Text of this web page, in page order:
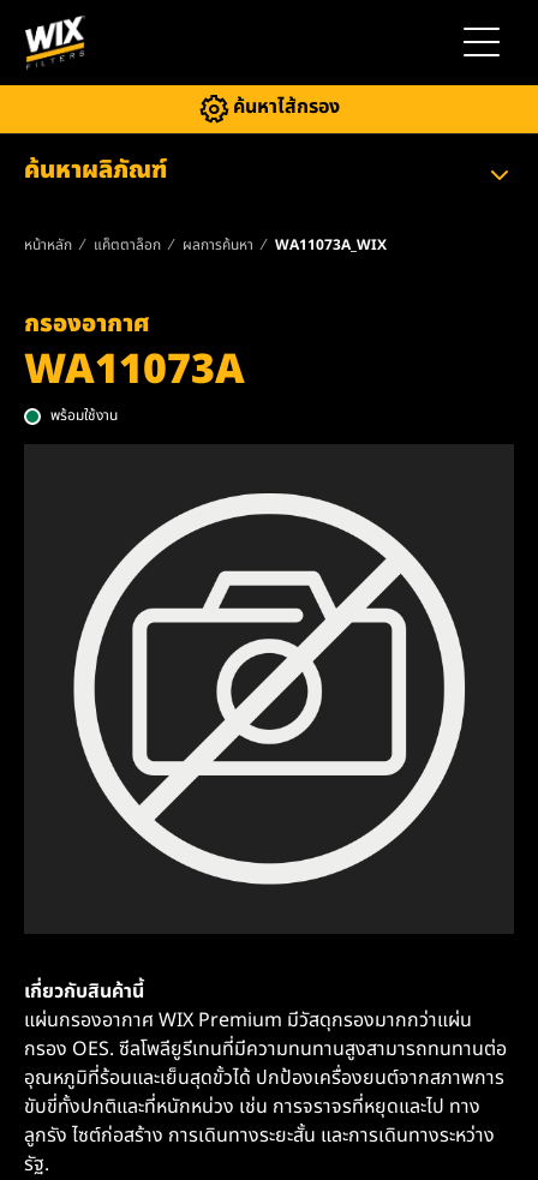
สลับการ
ค้นหาไส้กรอง
ค้นหาผลิภัณฑ์
หน้าหลัก แค็ตตาล็อก ผลการค้นหา WA11073A_WIX
กรองอากาศ
WA11073A
พร้อมใช้งาน
เกี่ยวกับสินค้านี้
แผ่นกรองอากาศ WIX Premium มีวัสดุกรองมากกว่าแผ่น
กรอง OES. ซีลโพลียูรีเทนที่มีความทนทานสูงสามารถทนทานต่อ
อุณหภูมิที่ร้อนและเย็นสุดขั้วได้ ปกป้องเครื่องยนต์จากสภาพการ
ขับขี่ทั้งปกติและที่หนักหน่วง เช่น การจราจรที่หยุดและไป ทาง
ลูกรัง ไซต์ก่อสร้าง การเดินทางระยะสั้น และการเดินทางระหว่าง
รัฐ.